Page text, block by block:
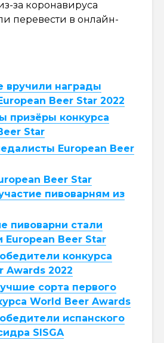
за коронавируса
перевести в онлайн-
вручили награды
Beer Star 2022
призёры конкурса
Star
European Beer
Beer Star
пивоварням из
пивоварни стали
European Beer Star
конкурса
Awards 2022
сорта первого
World Beer Awards
испанского
SISGA